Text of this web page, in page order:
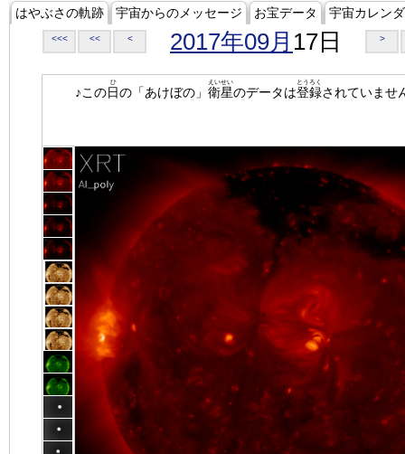
はやぶさの軌跡 宇宙からのメッセージ お宝データ 宇宙カレン
<<< << < 2017年09月 17日 >
♪この日
ひ
の「あけぼの」 衛星
えいせい
のデータは登録
とうろく
されていませ